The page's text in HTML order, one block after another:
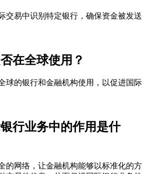
交易中识别特定银行，确保资金被发送
在全球使用？
球的银行和金融机构使用，以促进国际
行业务中的作用是什
的网络，让金融机构能够以标准化的方